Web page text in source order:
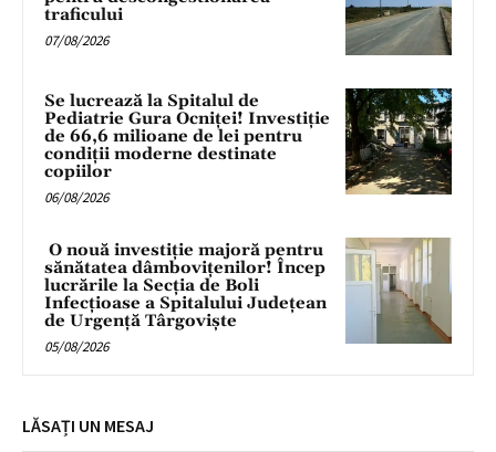
traficului
07/08/2026
Se lucrează la Spitalul de
Pediatrie Gura Ocniței! Investiție
de 66,6 milioane de lei pentru
condiții moderne destinate
copiilor
06/08/2026
O nouă investiție majoră pentru
sănătatea dâmbovițenilor! Încep
lucrările la Secția de Boli
Infecțioase a Spitalului Județean
de Urgență Târgoviște
05/08/2026
LĂSAȚI UN MESAJ